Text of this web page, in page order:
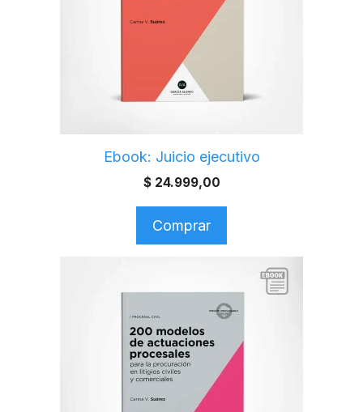
Ebook: Juicio ejecutivo
$24.999,00
Comprar